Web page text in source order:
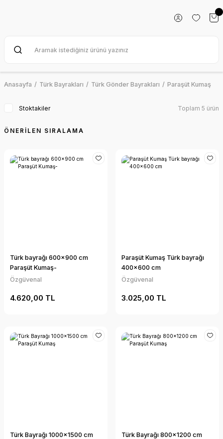
Anasayfa Türk Bayrakları Türk Gönder Bayrakları Paraşüt Kumaş
Stoktakiler Toplam 5 ürün
Türk bayrağı 600x900 cm
Paraşüt Kumaş-
Özgüvenal
4.620,00 TL
Paraşüt Kumaş Türk bayrağı
400x600 cm
Özgüvenal
3.025,00 TL
Türk Bayrağı 1000x1500 cm
Türk Bayrağı 800x1200 cm